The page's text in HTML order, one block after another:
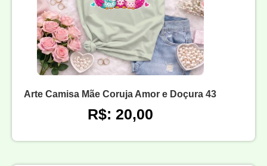
Arte Camisa Mãe Coruja Amor e Doçura 43
R$: 20,00